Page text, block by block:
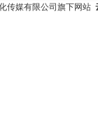
传媒有限公司旗下网站